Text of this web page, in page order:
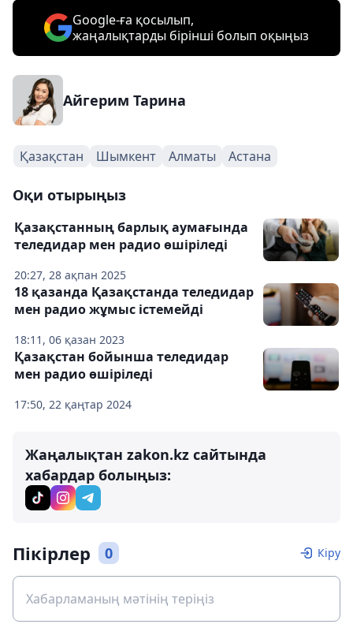
Google-ға қосылып,
жаңалықтарды бірінші болып оқыңыз
Айгерим Тарина
Қазақстан Шымкент Алматы Астана
Оқи отырыңыз
20:27, 28 ақпан 2025
Қазақстанның барлық аумағында
теледидар мен радио өшіріледі
18:11, 06 қазан 2023
18 қазанда Қазақстанда теледидар
мен радио жұмыс істемейді
17:50, 22 қаңтар 2024
Қазақстан бойынша теледидар
мен радио өшіріледі
Жаңалықтан zakon.kz сайтында
хабардар болыңыз:
Пікірлер 0 Кіру